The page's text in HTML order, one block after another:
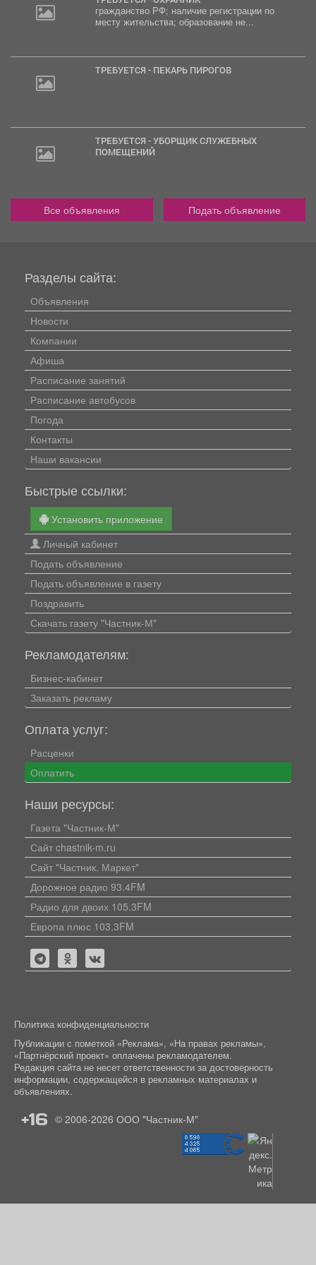
гражданство РФ; наличие регистрации по
месту жительства; образование не...
ТРЕБУЕТСЯ - ПЕКАРЬ ПИРОГОВ
ТРЕБУЕТСЯ - УБОРЩИК СЛУЖЕБНЫХ
ПОМЕЩЕНИЙ
Все объявления Подать объявление
Разделы сайта:
Объявления
Новости
Компании
Афиша
Расписание занятий
Расписание автобусов
Погода
Контакты
Наши вакансии
Быстрые ссылки:
Установить приложение
Личный кабинет
Подать объявление
Подать объявление в газету
Поздравить
Скачать газету "Частник-М"
Рекламодателям:
Бизнес-кабинет
Заказать рекламу
Оплата услуг:
Расценки
Оплатить
Наши ресурсы:
Газета "Частник-М"
Сайт chastnik-m.ru
Сайт "Частник. Маркет"
Дорожное радио 93.4FM
Радио для двоих 105.3FM
Европа плюс 103.3FM
Политика конфиденциальности
Публикации с пометкой «Реклама», «На правах рекламы»,
«Партнёрский проект» оплачены рекламодателем.
Редакция сайта не несет ответственности за достоверность
информации, содержащейся в рекламных материалах и
объявлениях.
+16 © 2006-2026 ООО "Частник-М"